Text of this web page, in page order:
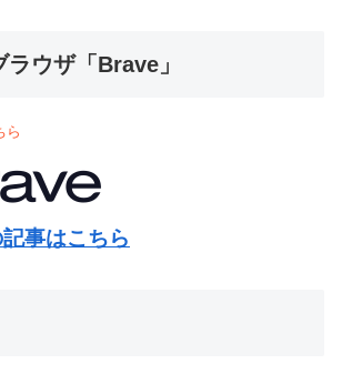
ウザ「Brave」
ら
事はこちら